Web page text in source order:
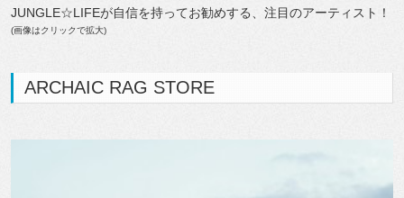
JUNGLE☆LIFEが自信を持ってお勧めする、注目のアーティスト！
(画像はクリックで拡大)
ARCHAIC RAG STORE